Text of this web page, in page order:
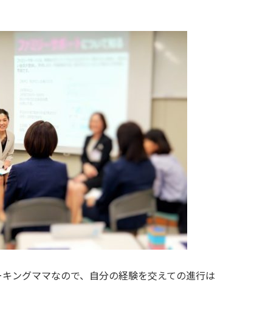
ングママなので、自分の経験を交えての進行は